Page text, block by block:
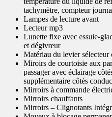
tachymètre, compteur
Lampes de lecture avant
Lecteur mp3
Lunette fixe avec essuie-
et dégivreur
Matériau du levier
Miroirs de courtoisie aux
passager avec éclairage
supplémentaire côtés
Mirroirs à commande
Mirroirs chauffants
Mirroirs – Clignotants